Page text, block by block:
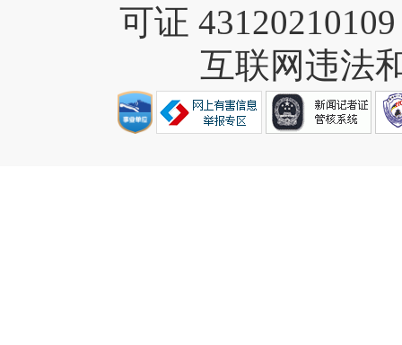
可证
互联网违法